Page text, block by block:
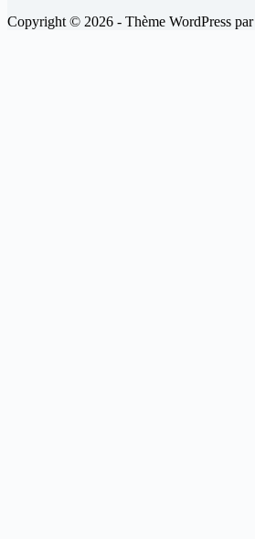
Copyright © 2026 - Thème WordPress par